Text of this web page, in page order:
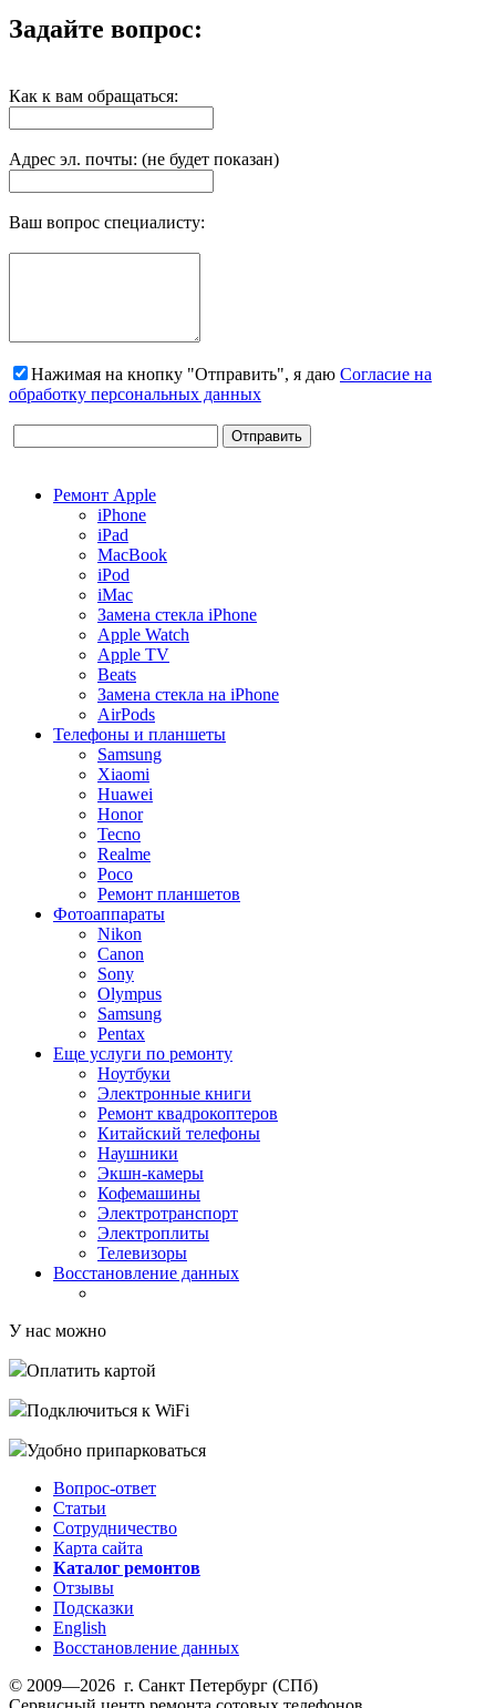
Задайте вопрос:
Как к вам обращаться:
Адрес эл. почты: (не будет показан)
Ваш вопрос специалисту:
Нажимая на кнопку "Отправить", я даю Согласие на
обработку персональных данных
Ремонт Apple
iPhone
iPad
MacBook
iPod
iMac
Замена стекла iPhone
Apple Watch
Apple TV
Beats
Замена стекла на iPhone
AirPods
Телефоны и планшеты
Samsung
Xiaomi
Huawei
Honor
Tecno
Realme
Poco
Ремонт планшетов
Фотоаппараты
Nikon
Canon
Sony
Olympus
Samsung
Pentax
Еще услуги по ремонту
Ноутбуки
Электронные книги
Ремонт квадрокоптеров
Китайский телефоны
Наушники
Экшн-камеры
Кофемашины
Электротранспорт
Электроплиты
Телевизоры
Восстановление данных
У нас можно
Оплатить картой
Подключиться к WiFi
Удобно припарковаться
Вопрос-ответ
Статьи
Сотрудничество
Карта сайта
Каталог ремонтов
Отзывы
Подсказки
English
Восстановление данных
© 2009—2026 г. Санкт Петербург (СПб)